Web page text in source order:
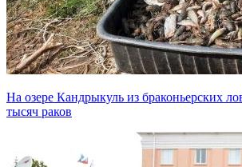
На озере Кандрыкуль из браконьерских
тысяч раков